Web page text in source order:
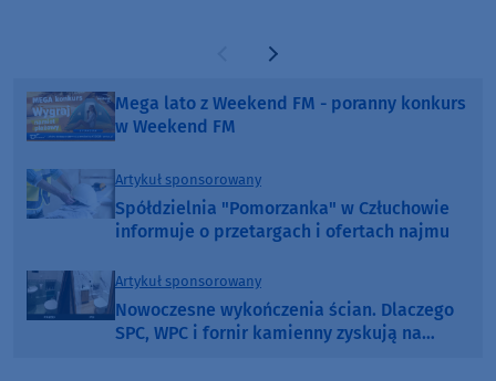
Poprzednia strona
Następna strona
Mega lato z Weekend FM - poranny konkurs
w Weekend FM
Artykuł sponsorowany
Spółdzielnia "Pomorzanka" w Człuchowie
informuje o przetargach i ofertach najmu
Artykuł sponsorowany
Nowoczesne wykończenia ścian. Dlaczego
SPC, WPC i fornir kamienny zyskują na